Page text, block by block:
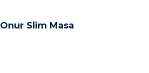
Onur Slim Masa